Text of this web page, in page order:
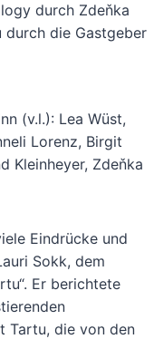
durch Zdeňka
durch die Gastgeber
(v.l.): Lea Wüst,
Lorenz, Birgit
Kleinheyer, Zdeňka
Eindrücke und
Sokk, dem
Er berichtete
Tartu, die von den